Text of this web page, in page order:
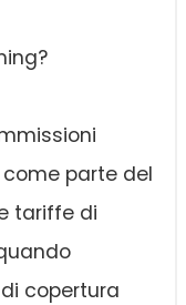
parte del
tariffe di
copertura